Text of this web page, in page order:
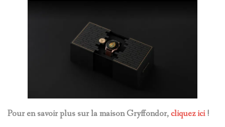
Pour en savoir plus sur la maison Gryffondor,cliquez ici!